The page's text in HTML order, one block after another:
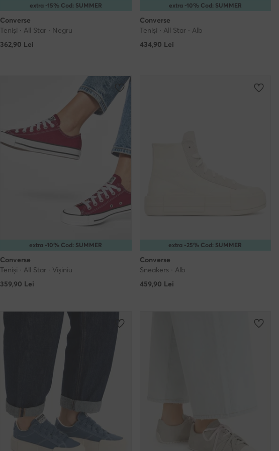
extra -15% Cod: SUMMER
Converse
Teniși · All Star · Negru
362,90 Lei
extra -10% Cod: SUMMER
Converse
Teniși · All Star · Alb
434,90 Lei
extra -10% Cod: SUMMER
Converse
Teniși · All Star · Vișiniu
359,90 Lei
extra -25% Cod: SUMMER
Converse
Sneakers · Alb
459,90 Lei